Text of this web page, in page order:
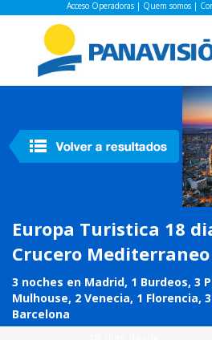
Acceso Operadoras| Quem somos|
Europa Turistica 18
Crucero Mediterraneo
3 noches en Madrid, 1 Burdeos, 3
Mulhouse, 2 Venecia, 1 Florencia,
Barcelona